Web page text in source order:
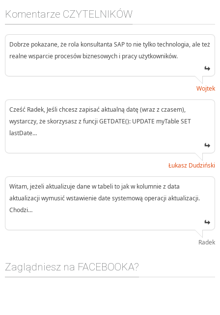
Komentarze CZYTELNIKÓW
Dobrze pokazane, że rola konsultanta SAP to nie tylko technologia, ale też
realne wsparcie procesów biznesowych i pracy użytkowników.
Wojtek
Cześć Radek, Jeśli chcesz zapisać aktualną datę (wraz z czasem),
wystarczy, że skorzysasz z funcji GETDATE(): UPDATE myTable SET
lastDate…
Łukasz Dudziński
Witam, jeżeli aktualizuje dane w tabeli to jak w kolumnie z data
aktualizacji wymusić wstawienie date systemową operacji aktualizacji.
Chodzi…
Radek
Zaglądniesz na FACEBOOKA?